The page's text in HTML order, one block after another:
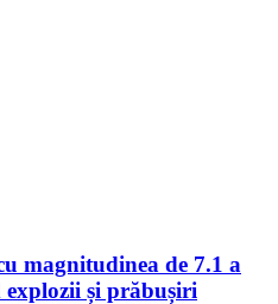
magnitudinea de 7.1 a
și prăbușiri